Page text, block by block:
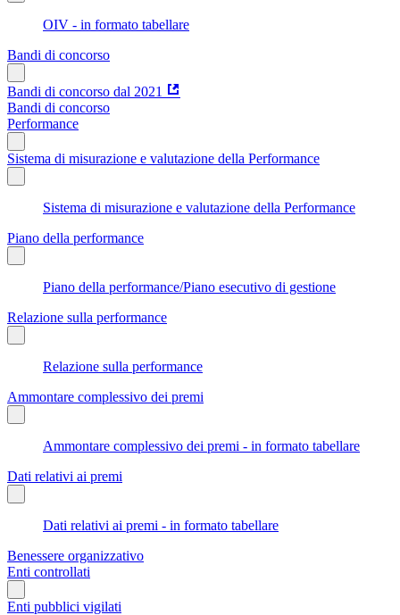
OIV - in formato tabellare
Bandi di concorso
Bandi di concorso dal 2021
Bandi di concorso
Performance
Sistema di misurazione e valutazione della Performance
Sistema di misurazione e valutazione della Performance
Piano della performance
Piano della performance/Piano esecutivo di gestione
Relazione sulla performance
Relazione sulla performance
Ammontare complessivo dei premi
Ammontare complessivo dei premi - in formato tabellare
Dati relativi ai premi
Dati relativi ai premi - in formato tabellare
Benessere organizzativo
Enti controllati
Enti pubblici vigilati